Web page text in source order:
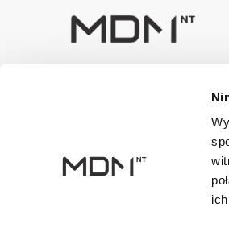
+48 33 47 94
Dane kontaktowe
NIP: 5482614481, MDM NT